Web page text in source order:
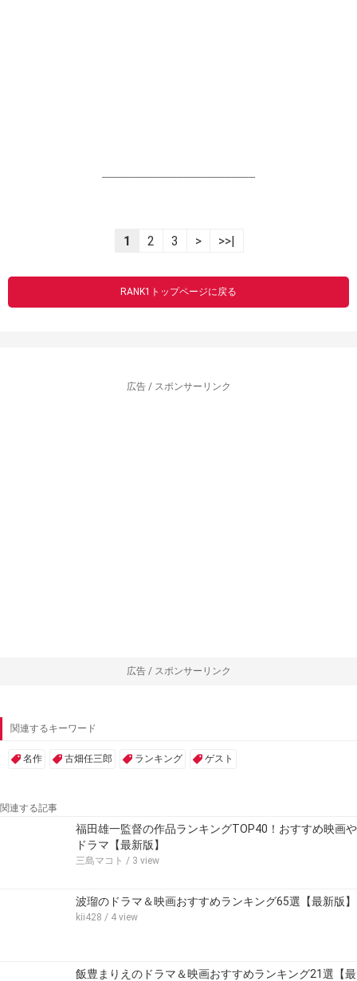
----------------------------------------------------------------
1 2 3 > >>|
RANK1トップページに戻る
広告 / スポンサーリンク
広告 / スポンサーリンク
関連するキーワード
名作 古畑任三郎 ランキング ゲスト
関連する記事
福田雄一監督の作品ランキングTOP40！おすすめ映画や
ドラマ【最新版】
三島マコト / 3 view
波瑠のドラマ＆映画おすすめランキング65選【最新版】
kii428 / 4 view
飯豊まりえのドラマ＆映画おすすめランキング21選【最